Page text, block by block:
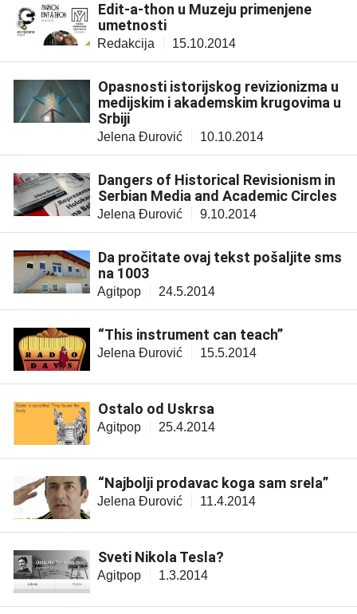
Edit-a-thon u Muzeju primenjene
umetnosti
Redakcija 15.10.2014
Opasnosti istorijskog revizionizma u
medijskim i akademskim krugovima u
Srbiji
Jelena Đurović 10.10.2014
Dangers of Historical Revisionism in
Serbian Media and Academic Circles
Jelena Đurović 9.10.2014
Da pročitate ovaj tekst pošaljite sms
na 1003
Agitpop 24.5.2014
“This instrument can teach”
Jelena Đurović 15.5.2014
Ostalo od Uskrsa
Agitpop 25.4.2014
“Najbolji prodavac koga sam srela”
Jelena Đurović 11.4.2014
Sveti Nikola Tesla?
Agitpop 1.3.2014